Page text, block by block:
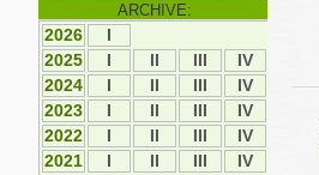
ARCHIVE:
2026
І
2025
І ІI ІII
ІV
2024
І ІI ІII
ІV
2023
І ІI ІII
ІV
2022
І ІI ІII
ІV
2021
І ІI ІII
IV